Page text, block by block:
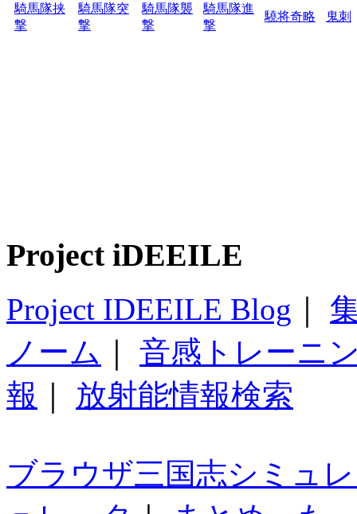
騎馬隊挟
撃
騎馬隊突
撃
騎馬隊襲
撃
騎馬隊進
撃
驍将奇略 鬼刺
Project iDEEILE
Project IDEEILE Blog
ノーム
音感トレーニ
報
放射能情報検索
ブラウザ三国志シミュ